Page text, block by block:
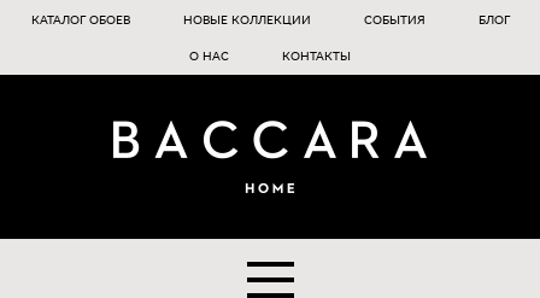
КАТАЛОГ ОБОЕВ НОВЫЕ КОЛЛЕКЦИИ СОБЫТИЯ БЛОГ
О НАС КОНТАКТЫ